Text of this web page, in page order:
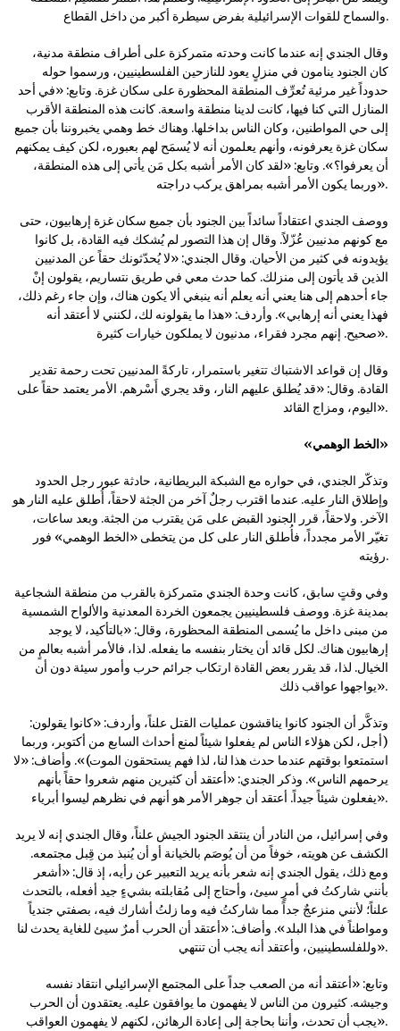
والسماح للقوات الإسرائيلية بفرض سيطرة أكبر من داخل القطاع.
وقال الجندي إنه عندما كانت وحدته متمركزة على أطراف منطقة مدنية،
كان الجنود ينامون في منزلٍ يعود للنازحين الفلسطينيين، ورسموا حوله
حدوداً غير مرئية تُعرِّف المنطقة المحظورة على سكان غزة. وتابع: «في أحد
المنازل التي كنا فيها، كانت لدينا منطقة واسعة. كانت هذه المنطقة الأقرب
إلى حي المواطنين، وكان الناس بداخلها. وهناك خط وهمي يخبروننا بأن جميع
سكان غزة يعرفونه، وأنهم يعلمون أنه لا يُسمَح لهم بعبوره، لكن كيف يمكنهم
أن يعرفوا؟». وتابع: «لقد كان الأمر أشبه بكل مَن يأتي إلى هذه المنطقة،
وربما يكون الأمر أشبه بمراهق يركب دراجته».
ووصف الجندي اعتقاداً سائداً بين الجنود بأن جميع سكان غزة إرهابيون، حتى
مع كونهم مدنيين عُزّلاً. وقال إن هذا التصور لم يُشكك فيه القادة، بل كانوا
يؤيدونه في كثير من الأحيان. وقال الجندي: «لا يُحدّثونك حقاً عن المدنيين
الذين قد يأتون إلى منزلك. كما حدث معي في طريق نتساريم، يقولون إنْ
جاء أحدهم إلى هنا يعني أنه يعلم أنه ينبغي ألا يكون هناك، وإن جاء رغم ذلك،
فهذا يعني أنه إرهابي». وأردف: «هذا ما يقولونه لك، لكنني لا أعتقد أنه
صحيح. إنهم مجرد فقراء، مدنيون لا يملكون خيارات كثيرة».
وقال إن قواعد الاشتباك تتغير باستمرار، تاركةً المدنيين تحت رحمة تقدير
القادة. وقال: «قد يُطلق عليهم النار، وقد يجري أَسْرهم. الأمر يعتمد حقاً على
اليوم، ومزاج القائد».
«الخط الوهمي»
وتذكّر الجندي، في حواره مع الشبكة البريطانية، حادثة عبور رجل الحدود
وإطلاق النار عليه. عندما اقترب رجلٌ آخر من الجثة لاحقاً، أُطلق عليه النار هو
الآخر. ولاحقاً، قرر الجنود القبض على مَن يقترب من الجثة. وبعد ساعات،
تغيّر الأمر مجدداً، فأُطلق النار على كل من يتخطى «الخط الوهمي» فور
رؤيته.
وفي وقتٍ سابق، كانت وحدة الجندي متمركزة بالقرب من منطقة الشجاعية
بمدينة غزة. ووصف فلسطينيين يجمعون الخردة المعدنية والألواح الشمسية
من مبنى داخل ما يُسمى المنطقة المحظورة، وقال: «بالتأكيد، لا يوجد
إرهابيون هناك. لكل قائد أن يختار بنفسه ما يفعله. لذا، فالأمر أشبه بعالمٍ من
الخيال. لذا، قد يقرر بعض القادة ارتكاب جرائم حرب وأمور سيئة دون أن
يواجهوا عواقب ذلك».
وتذكَّر أن الجنود كانوا يناقشون عمليات القتل علناً، وأردف: «كانوا يقولون:
(أجل، لكن هؤلاء الناس لم يفعلوا شيئاً لمنع أحداث السابع من أكتوبر، وربما
استمتعوا بوقتهم عندما حدث هذا لنا، لذا فهم يستحقون الموت)». وأضاف: «لا
يرحمهم الناس». وذكر الجندي: «أعتقد أن كثيرين منهم شعروا حقاً بأنهم
يفعلون شيئاً جيداً. أعتقد أن جوهر الأمر هو أنهم في نظرهم ليسوا أبرياء».
وفي إسرائيل، من النادر أن ينتقد الجنود الجيش علناً، وقال الجندي إنه لا يريد
الكشف عن هويته، خوفاً من أن يُوصَم بالخيانة أو أن يُنبذ من قِبل مجتمعه.
ومع ذلك، يقول الجندي إنه شعر بأنه يريد التعبير عن رأيه، إذ قال: «أشعر
بأنني شاركتُ في أمرٍ سيئ، وأحتاج إلى مُقابلته بشيءٍ جيد أفعله، بالتحدث
علناً؛ لأنني منزعجٌ جداً مما شاركتُ فيه وما زلتُ أشارك فيه، بصفتي جندياً
ومواطناً في هذا البلد». وأضاف: «أعتقد أن الحرب أمرٌ سيئ للغاية يحدث لنا
وللفلسطينيين، وأعتقد أنه يجب أن تنتهي».
وتابع: «أعتقد أنه من الصعب جداً على المجتمع الإسرائيلي انتقاد نفسه
وجيشه. كثيرون من الناس لا يفهمون ما يوافقون عليه. يعتقدون أن الحرب
يجب أن تحدث، وأننا بحاجة إلى إعادة الرهائن، لكنهم لا يفهمون العواقب».